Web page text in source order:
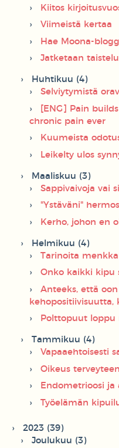
Kiitos
Viimeistä kertaa
Hae Moona-
Jatketaan
Huhtikuu (4)
Selviytymistä
[ENG] Pain
chronic pain ever
Kuumeista
Leikelty ulos
Maaliskuu (3)
Sappivaivoja vai
"Ystäväni"
Kerho, johon en
Helmikuu (4)
Tarinoita
Onko kaikki kipu
Anteeks, että
kehopositiivisuutta,
Polttopuut
Tammikuu (4)
Vapaaehtoisesti
Oikeus terveyteen
Endometrioosi
Työelämän
2023 (39)
Joulukuu (3)